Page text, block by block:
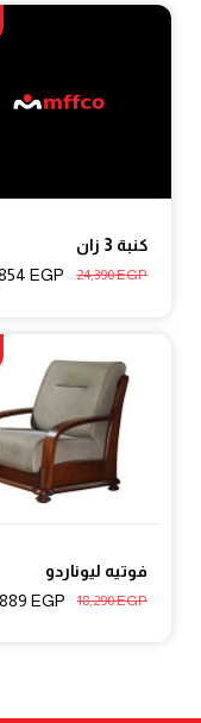
كنبة 3 زان
24,390EGP
EGP
فوتيه ليوناردو
18,290EGP
EGP